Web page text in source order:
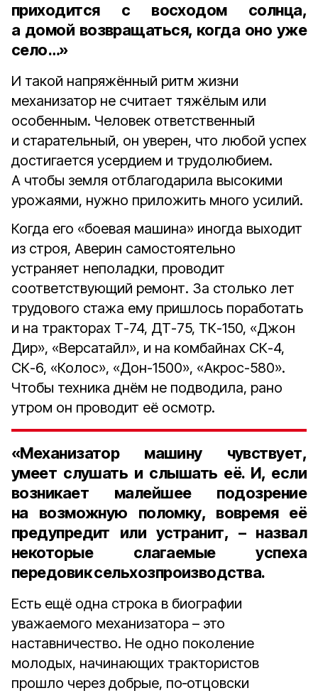
приходится с восходом солнца,
а домой возвращаться, когда оно уже
село…»
И такой напряжённый ритм жизни
механизатор не считает тяжёлым или
особенным. Человек ответственный
и старательный, он уверен, что любой успех
достигается усердием и трудолюбием.
А чтобы земля отблагодарила высокими
урожаями, нужно приложить много усилий.
Когда его «боевая машина» иногда выходит
из строя, Аверин самостоятельно
устраняет неполадки, проводит
соответствующий ремонт. За столько лет
трудового стажа ему пришлось поработать
и на тракторах Т-74, ДТ-75, ТК-150, «Джон
Дир», «Версатайл», и на комбайнах СК-4,
СК-6, «Колос», «Дон-1500», «Акрос-580».
Чтобы техника днём не подводила, рано
утром он проводит её осмотр.
«Механизатор машину чувствует,
умеет слушать и слышать её. И, если
возникает малейшее подозрение
на возможную поломку, вовремя её
предупредит или устранит, – назвал
некоторые слагаемые успеха
передовик сельхозпроизводства.
Есть ещё одна строка в биографии
уважаемого механизатора – это
наставничество. Не одно поколение
молодых, начинающих трактористов
прошло через добрые, по‑отцовски